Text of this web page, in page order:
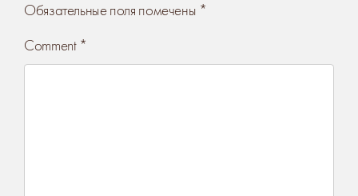
Обязательные поля помечены *
Comment *